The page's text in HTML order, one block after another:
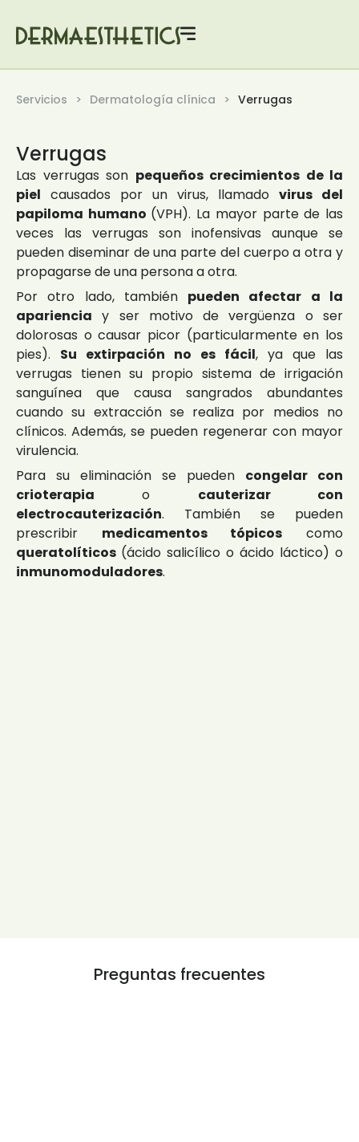
Servicios Dermatología clínica Verrugas
Verrugas
Las verrugas son pequeños crecimientos de la
piel causados por un virus, llamado virus del
papiloma humano (VPH). La mayor parte de las
veces las verrugas son inofensivas aunque se
pueden diseminar de una parte del cuerpo a otra y
propagarse de una persona a otra.
Por otro lado, también pueden afectar a la
apariencia y ser motivo de vergüenza o ser
dolorosas o causar picor (particularmente en los
pies). Su extirpación no es fácil, ya que las
verrugas tienen su propio sistema de irrigación
sanguínea que causa sangrados abundantes
cuando su extracción se realiza por medios no
clínicos. Además, se pueden regenerar con mayor
virulencia.
Para su eliminación se pueden congelar con
crioterapia o cauterizar con
electrocauterización. También se pueden
prescribir medicamentos tópicos como
queratolíticos (ácido salicílico o ácido láctico) o
inmunomoduladores.
Preguntas frecuentes